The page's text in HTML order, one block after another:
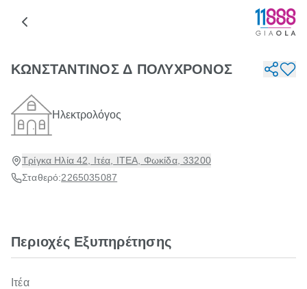
ΚΩΝΣΤΑΝΤΙΝΟΣ Δ ΠΟΛΥΧΡΟΝΟΣ
Ηλεκτρολόγος
Τρίγκα Ηλία 42, Ιτέα, ΙΤΕΑ, Φωκίδα, 33200
Σταθερό:2265035087
Περιοχές Εξυπηρέτησης
Ιτέα